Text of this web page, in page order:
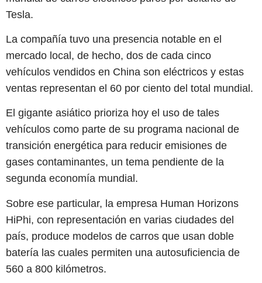
Tesla.
La compañía tuvo una presencia notable en el
mercado local, de hecho, dos de cada cinco
vehículos vendidos en China son eléctricos y estas
ventas representan el 60 por ciento del total mundial.
El gigante asiático prioriza hoy el uso de tales
vehículos como parte de su programa nacional de
transición energética para reducir emisiones de
gases contaminantes, un tema pendiente de la
segunda economía mundial.
Sobre ese particular, la empresa Human Horizons
HiPhi, con representación en varias ciudades del
país, produce modelos de carros que usan doble
batería las cuales permiten una autosuficiencia de
560 a 800 kilómetros.